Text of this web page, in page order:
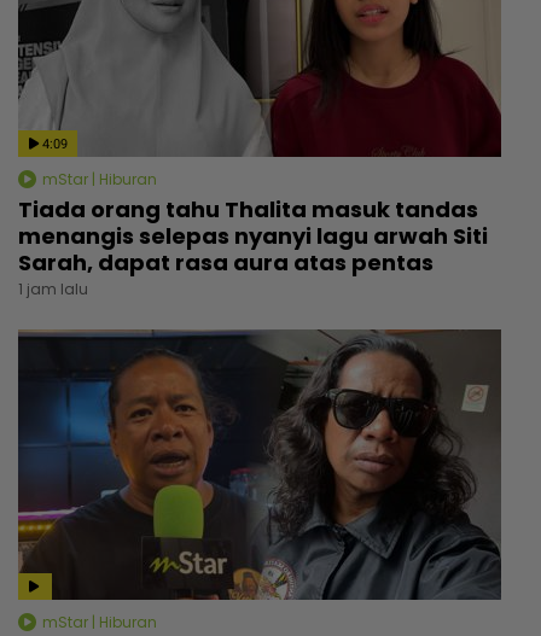
4:09
mStar | Hiburan
Tiada orang tahu Thalita masuk tandas
menangis selepas nyanyi lagu arwah Siti
Sarah, dapat rasa aura atas pentas
1 jam lalu
mStar | Hiburan